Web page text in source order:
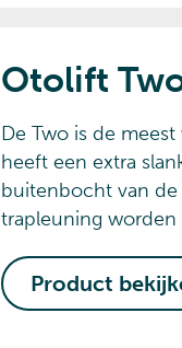
Otolift
De Two is de
heeft een extra
buitenbocht van de
trapleuning worden
Product